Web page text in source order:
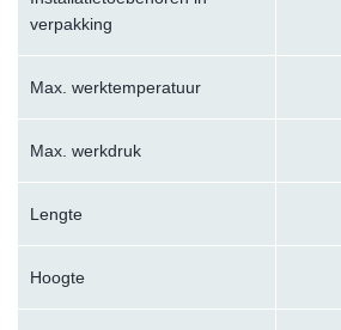
verpakking
Max. werktemperatuur
Max. werkdruk
Lengte
Hoogte